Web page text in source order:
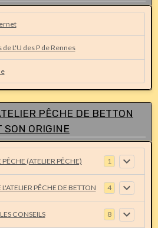
L'U des P de Rennes
PÊCHE DE BETTON
ORIGINE
(ATELIER PÊCHE) 1
PÊCHE DE BETTON 4
CONSEILS 8